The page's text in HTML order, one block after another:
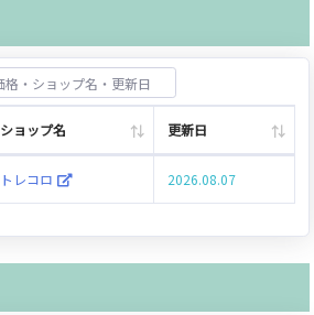
ショップ名 更新日
トレコロ 2026.08.07